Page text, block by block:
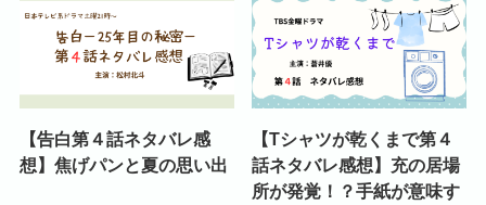
【告白第４話ネタバレ感
想】焦げパンと夏の思い出
【Tシャツが乾くまで第４
話ネタバレ感想】充の居場
所が発覚！？手紙が意味す